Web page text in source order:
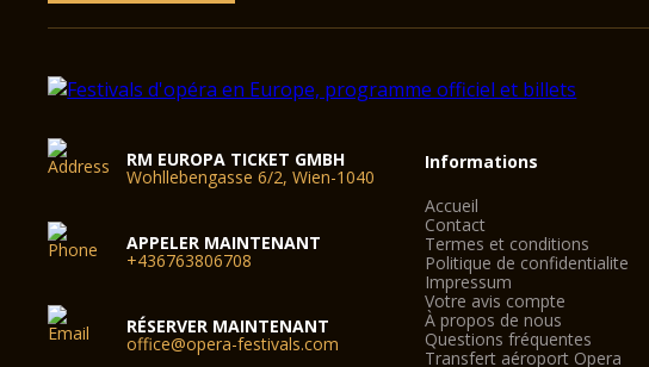
RM EUROPA TICKET GMBH
Wohllebengasse 6/2, Wien-1040
APPELER MAINTENANT
+436763806708
RÉSERVER MAINTENANT
office@opera-festivals.com
Informations
Accueil
Contact
Termes et conditions
Politique de confidentialite
Impressum
Votre avis compte
À propos de nous
Questions fréquentes
Transfert aéroport Opera